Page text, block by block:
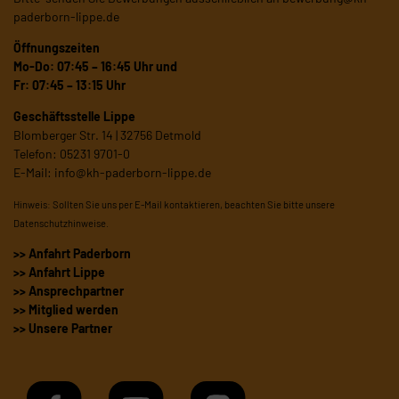
paderborn-lippe.de
Öffnungszeiten
Mo-Do: 07:45 – 16:45 Uhr und
Fr: 07:45 – 13:15 Uhr
Geschäftsstelle Lippe
Blomberger Str. 14 | 32756 Detmold
Telefon: 05231 9701-0
E-Mail: info@kh-paderborn-lippe.de
Hinweis: Sollten Sie uns per E-Mail kontaktieren, beachten Sie bitte unsere
Datenschutzhinweise
>> Anfahrt Paderborn
>> Anfahrt Lippe
>> Ansprechpartner
>> Mitglied werden
>> Unsere Partner